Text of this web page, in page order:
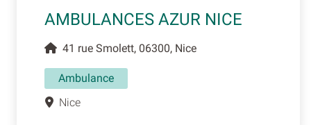
AMBULANCES AZUR NICE
41 rue Smolett, 06300, Nice
Ambulance
Nice